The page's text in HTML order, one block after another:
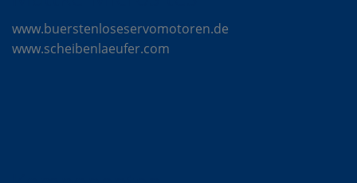
www.buerstenloseservomotoren.de
www.scheibenlaeufer.com